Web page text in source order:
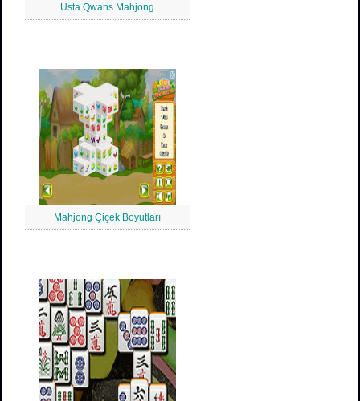
Usta Qwans Mahjong
Mahjong Çiçek Boyutları